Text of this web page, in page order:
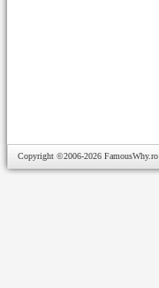
Copyright ©2006-2026 FamousWhy.ro